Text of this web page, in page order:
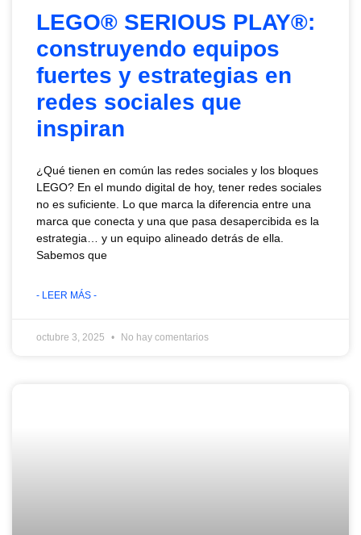
LEGO® SERIOUS PLAY®:
construyendo equipos
fuertes y estrategias en
redes sociales que
inspiran
¿Qué tienen en común las redes sociales y los bloques
LEGO? En el mundo digital de hoy, tener redes sociales
no es suficiente. Lo que marca la diferencia entre una
marca que conecta y una que pasa desapercibida es la
estrategia… y un equipo alineado detrás de ella.
Sabemos que
- LEER MÁS -
octubre 3, 2025 No hay comentarios